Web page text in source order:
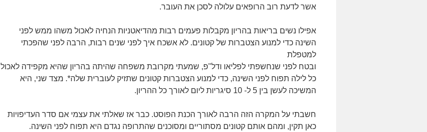
אשר לדעת רוב הרופאים עלולה לסכן את העובר.
אפילו נשים בריאות בהריון מקבלות פעמים רבות מהדיאטניות הנחיה לאכול משהו ממש לפני
השינה כדי למנוע הצטברות של קטונים. לא אשכח איך לפני שנים רבות, הרבה לפני שהפכתי
למטפלת
ובטח לפני שנחשפתי לפליאו ודל"פ, שמעתי מקרובת משפחה שהיתה בהריון שהיא מקפידה לאכול
כל לילה תפוח לפני השינה, כדי למנוע הצטברות קטונים שתזיק לעוברית שלה*. מצד שני, היא
המשיכה לעשן בין 5 ל- 10 סיגריות ליום לאורך כל ההריון.
חשבתי על המקרה הזה הרבה לאורך הכנת הפוסט. כבר אז שאלתי את עצמי אם סדר העדיפויות
כאן תקין, ומהם אותם קטונים מסתוריים ומסוכנים שהתרופה נגדם היא תפוח לפני השינה.